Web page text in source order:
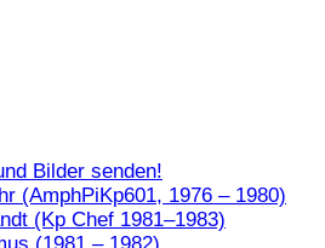
Bilder senden!
(AmphPiKp601, 1976 – 1980)
(Kp Chef 1981–1983)